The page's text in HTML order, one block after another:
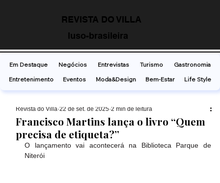
REVISTA DO VILLA
luso-brasileira
Francisco Martins lança o livro “Quem
precisa de etiqueta?”
Revista do Villa 22 de set. de 2025 2 min de leitura
O lançamento vai acontecerá na Biblioteca Parque de
Niterói
Em Destaque Negócios Entrevistas Turismo
Gastronomia
Entretenimento
Eventos Moda&Design Bem-Estar Life Style